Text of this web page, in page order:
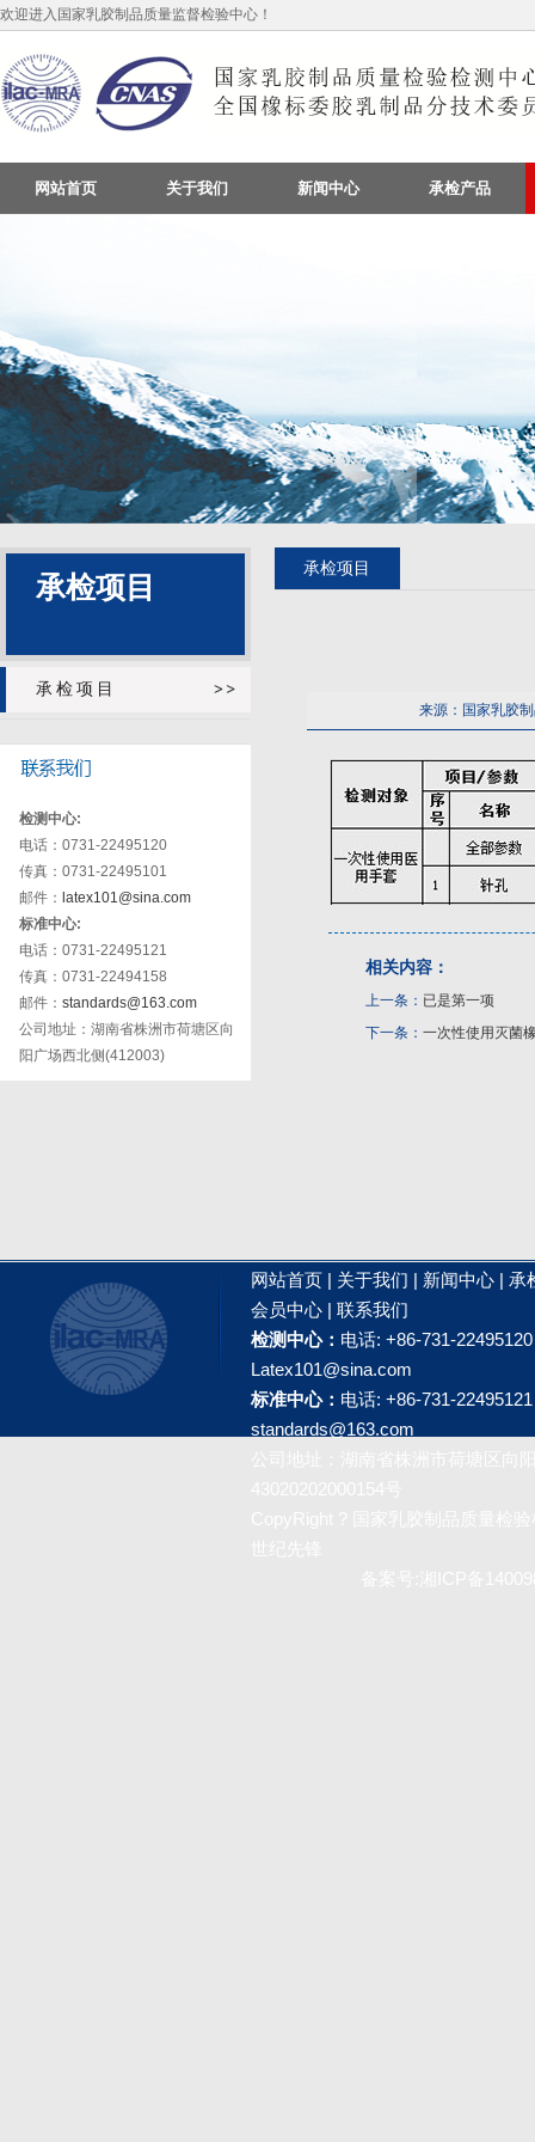
欢迎进入国家乳胶制品质量监督检验中心！
网站首页 关于我们 新闻中心 承检产品
承检项目
承检项目
检测中心:
电话：0731-22495120
传真：0731-22495101
邮件： latex101@sina.com
标准中心:
电话：0731-22495121
传真：0731-22494158
邮件： standards@163.com
公司地址：湖南省株洲市荷塘区向
阳广场西北侧(412003)
承检项目
来源：国家乳胶
相关内容：
上一条： 已是第一项
下一条：一次性使用灭菌
网站首页 | 关于我们 | 新闻中心 | 承
会员中心 | 联系我们
检测中心： 电话: +86-731-
Latex101@sina.com
标准中心： 电话: +86-731-
standards@163.com